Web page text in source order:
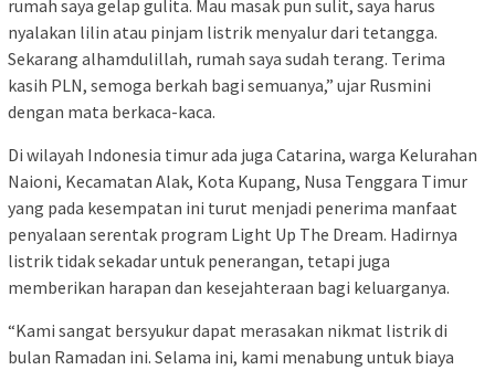
rumah saya gelap gulita. Mau masak pun sulit, saya harus
nyalakan lilin atau pinjam listrik menyalur dari tetangga.
Sekarang alhamdulillah, rumah saya sudah terang. Terima
kasih PLN, semoga berkah bagi semuanya,” ujar Rusmini
dengan mata berkaca-kaca.
Di wilayah Indonesia timur ada juga Catarina, warga Kelurahan
Naioni, Kecamatan Alak, Kota Kupang, Nusa Tenggara Timur
yang pada kesempatan ini turut menjadi penerima manfaat
penyalaan serentak program Light Up The Dream. Hadirnya
listrik tidak sekadar untuk penerangan, tetapi juga
memberikan harapan dan kesejahteraan bagi keluarganya.
“Kami sangat bersyukur dapat merasakan nikmat listrik di
bulan Ramadan ini. Selama ini, kami menabung untuk biaya